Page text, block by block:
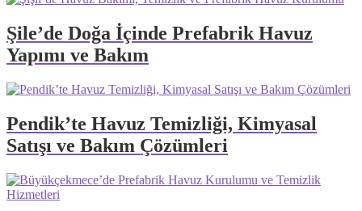
Şile’de Doğa İçinde Prefabrik Havuz
Yapımı ve Bakım
Pendik’te Havuz Temizliği, Kimyasal
Satışı ve Bakım Çözümleri